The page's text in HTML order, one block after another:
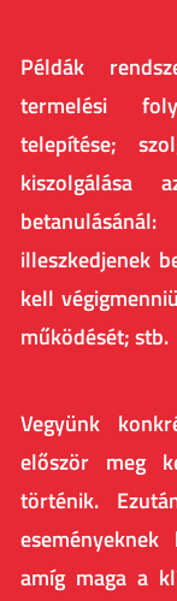
Példák
termelési
telepítése;
illeszkedjenek
kell
működését; stb.
Vegyünk
először meg
történik.
amíg maga a